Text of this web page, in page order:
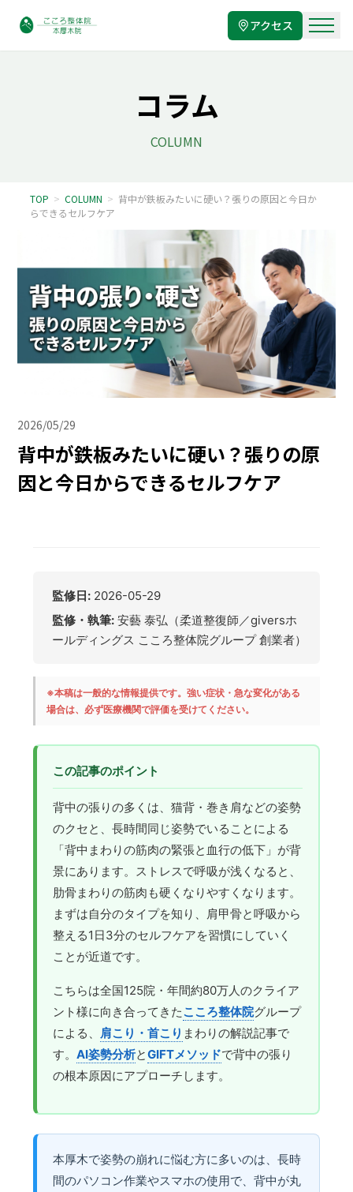
アクセス
コラム
COLUMN
TOP > COLUMN > 背中が鉄板みたいに硬い？張りの原因と今日か
らできるセルフケア
2026/05/29
背中が鉄板みたいに硬い？張りの原
因と今日からできるセルフケア
監修日: 2026-05-29
監修・執筆: 安藝 泰弘（柔道整復師／giversホ
ールディングス こころ整体院グループ 創業者）
※本稿は一般的な情報提供です。強い症状・急な変化がある
場合は、必ず医療機関で評価を受けてください。
この記事のポイント
背中の張りの多くは、猫背・巻き肩などの姿勢
のクセと、長時間同じ姿勢でいることによる
「背中まわりの筋肉の緊張と血行の低下」が背
景にあります。ストレスで呼吸が浅くなると、
肋骨まわりの筋肉も硬くなりやすくなります。
まずは自分のタイプを知り、肩甲骨と呼吸から
整える1日3分のセルフケアを習慣にしていく
ことが近道です。
こちらは全国125院・年間約80万人のクライア
ント様に向き合ってきたこころ整体院グループ
による、 肩こり・首こり まわりの解説記事で
す。AI姿勢分析とGIFTメソッドで背中の張り
の根本原因にアプローチします。
本厚木で姿勢の崩れに悩む方に多いのは、長時
間のパソコン作業やスマホの使用で、背中が丸